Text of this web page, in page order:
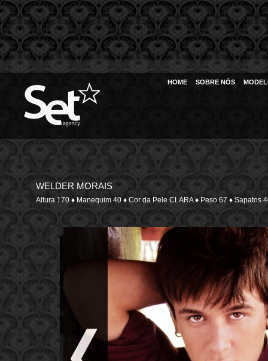
HOME SOBRE NÓS
WELDER MORAIS
Altura 170 ♦ Manequim 40 ♦ Cor da Pele CLARA ♦ Peso 67 ♦ Sapatos